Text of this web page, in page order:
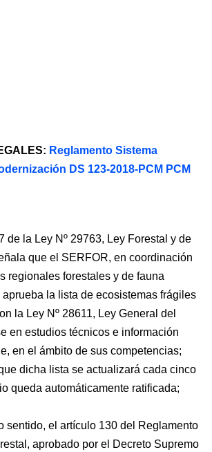
Reglamento Sistema
DS 123-2018-PCM PCM
de la Ley Nº 29763, Ley Forestal y de
que el SERFOR, en coordinación
regionales forestales y de fauna
la lista de ecosistemas frágiles
la Ley Nº 28611, Ley General del
en estudios técnicos e información
en el ámbito de sus competencias;
dicha lista se actualizará cada cinco
queda automáticamente ratificada;
sentido, el artículo 130 del Reglamento
aprobado por el Decreto Supremo